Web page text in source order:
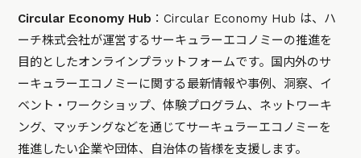
Circular Economy Hub ：Circular Economy Hub は、ハ
ーチ株式会社が運営するサーキュラーエコノミーの推進を
目的としたオンラインプラットフォームです。国内外のサ
ーキュラーエコノミーに関する最新情報や事例、洞察、イ
ベント・ワークショップ、体験プログラム、ネットワーキ
ング、マッチングなどを通じてサーキュラーエコノミーを
推進したい企業や団体、自治体の皆様を支援します。